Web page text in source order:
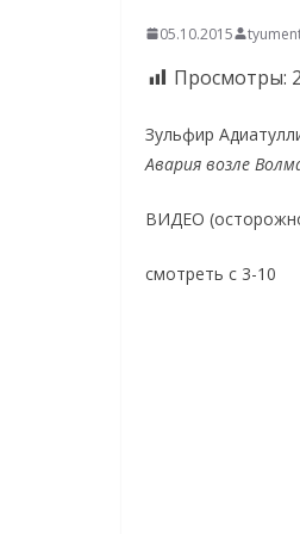
05.10.2015
Просмотры:
Зульфир
Авария возле
ВИДЕО
смотреть с 3-10